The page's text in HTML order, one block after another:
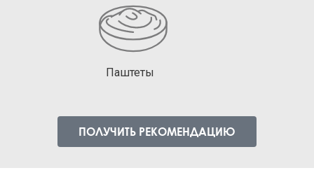
Паштеты
ПОЛУЧИТЬ РЕКОМЕНДАЦИЮ